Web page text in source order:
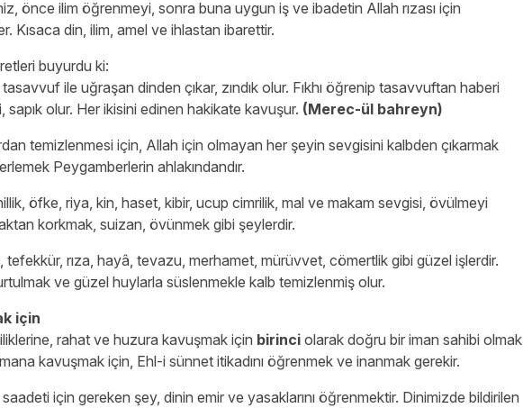
önce ilim öğrenmeyi, sonra buna uygun iş ve ibadetin Allah rızası için
Kısaca din, ilim, amel ve ihlastan ibarettir.
buyurdu ki:
tasavvuf ile uğraşan dinden çıkar, zındık olur. Fıkhı öğrenip tasavvuftan haberi
sapık olur. Her ikisini edinen hakikate kavuşur. (Merec-ül bahreyn)
temizlenmesi için, Allah için olmayan her şeyin sevgisini kalbden çıkarmak
Peygamberlerin ahlakındandır.
öfke, riya, kin, haset, kibir, ucup cimrilik, mal ve makam sevgisi, övülmeyi
korkmak, suizan, övünmek gibi şeylerdir.
tefekkür, rıza, hayâ, tevazu, merhamet, mürüvvet, cömertlik gibi güzel işlerdir.
ve güzel huylarla süslenmekle kalb temizlenmiş olur.
için
rahat ve huzura kavuşmak için birinci olarak doğru bir iman sahibi olmak
kavuşmak için, Ehl-i sünnet itikadını öğrenmek ve inanmak gerekir.
saadeti için gereken şey, dinin emir ve yasaklarını öğrenmektir. Dinimizde bildirilen